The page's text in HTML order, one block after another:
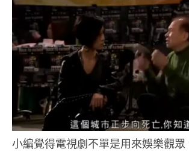
小編覺得電視劇不單是用來娛樂觀眾